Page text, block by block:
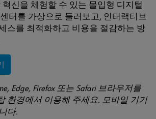
신을 체험할 수 있는 몰입형 디지털
터를 가상으로 둘러보고, 인터랙티브
스를 최적화하고 비용을 절감하는 방
Edge, Firefox 또는 Safari 브라우저를
환경에서 이용해 주세요. 모바일 기기
다.